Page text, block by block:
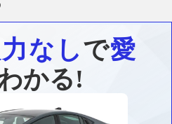
なしで愛
かる!